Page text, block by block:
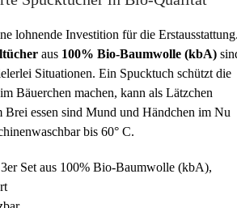
lohnende Investition für die
aus 100% Bio-Baumwolle (kbA)
Situationen. Ein Spucktuch schützt die
Bäuerchen machen, kann als Lätzchen
Brei essen sind Mund und Händchen im Nu
bis 60° C.
Set aus 100% Bio-Baumwolle (kbA),